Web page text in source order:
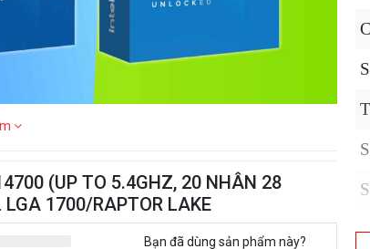
(UP TO 5.4GHZ, 20 NHÂN 28
LGA 1700/RAPTOR LAKE
Bạn đã dùng sản phẩm này?